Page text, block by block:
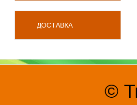
ДОСТАВКА
©